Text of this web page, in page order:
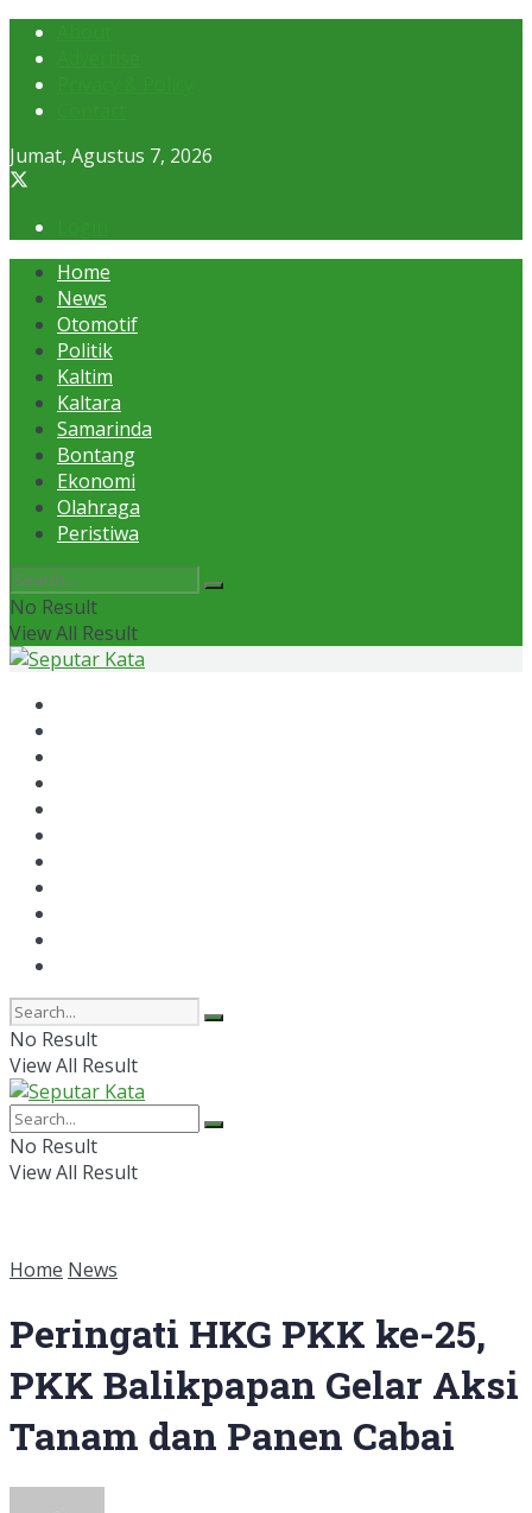
Jumat, Agustus 7, 2026
Home
News
Otomotif
Politik
Kaltim
Kaltara
Samarinda
Bontang
Ekonomi
Olahraga
Peristiwa
No Result
View All Result
No Result
View All Result
No Result
View All Result
Home News
Peringati HKG PKK ke-25,
PKK Balikpapan Gelar Aksi
Tanam dan Panen Cabai